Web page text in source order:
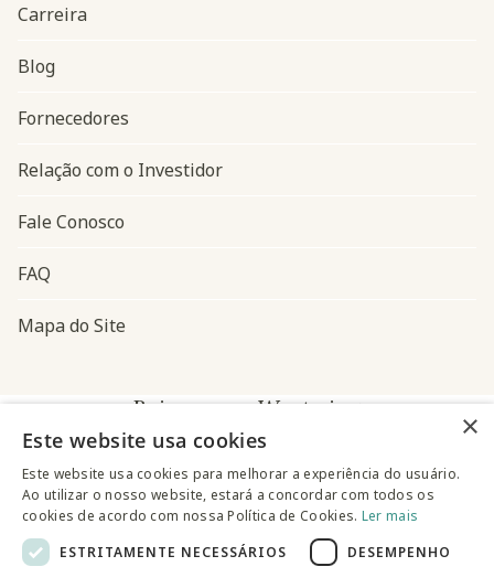
Navegação do rodapé
Carreira
Blog
Fornecedores
Relação com o Investidor
Fale Conosco
FAQ
Mapa do Site
Baixe o app Westwing
×
Este website usa cookies
Este website usa cookies para melhorar a experiência do usuário.
Ao utilizar o nosso website, estará a concordar com todos os
cookies de acordo com nossa Política de Cookies. Ler mais
ESTRITAMENTE NECESSÁRIOS
DESEMPENHO